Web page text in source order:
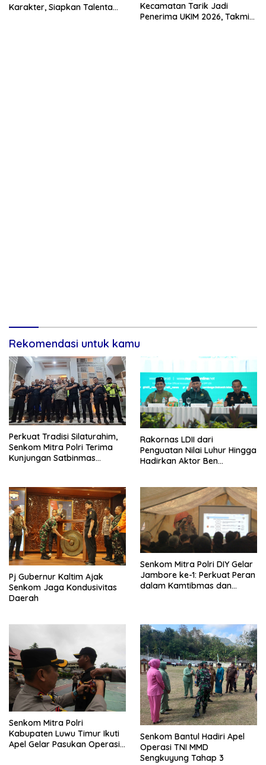
Karakter, Siapkan Talenta
Kecamatan Tarik Jadi
Penerima UKIM 2026, Takmir
Rekomendasi untuk kamu
Perkuat Tradisi Silaturahim,
Senkom Mitra Polri Terima
Kunjungan Satbinmas
Rakornas LDII dari
Penguatan Nilai Luhur Hingga
Hadirkan Aktor Ben
Pj Gubernur Kaltim Ajak
Senkom Jaga Kondusivitas
Daerah
Senkom Mitra Polri DIY Gelar
Jambore ke-1: Perkuat Peran
dalam Kamtibmas dan
Senkom Mitra Polri
Kabupaten Luwu Timur Ikuti
Apel Gelar Pasukan Operasi
Senkom Bantul Hadiri Apel
Operasi TNI MMD
Sengkuyung Tahap 3